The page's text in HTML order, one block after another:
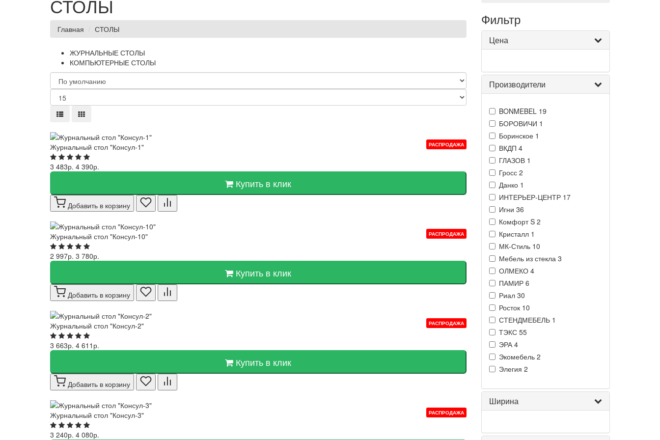
СТОЛЫ
Главная СТОЛЫ
ЖУРНАЛЬНЫЕ СТОЛЫ
КОМПЬЮТЕРНЫЕ СТОЛЫ
РАСПРОДАЖА
Журнальный стол "Консул-1"
3 483р. 4 390р.
Купить в клик
Добавить в корзину
РАСПРОДАЖА
Журнальный стол "Консул-10"
2 997р. 3 780р.
Купить в клик
Добавить в корзину
РАСПРОДАЖА
Журнальный стол "Консул-2"
3 663р. 4 611р.
Купить в клик
Добавить в корзину
РАСПРОДАЖА
Журнальный стол "Консул-3"
3 240р. 4 080р.
Фильтр
Цена
Производители
BONMEBEL 19
БОРОВИЧИ 1
Боринское 1
ВКДП 4
ГЛАЗОВ 1
Гросс 2
Данко 1
ИНТЕРЬЕР-ЦЕНТР 17
Игни 36
Комфорт S 2
Кристалл 1
МК-Стиль 10
Мебель из стекла 3
ОЛМЕКО 4
ПАМИР 6
Риал 30
Росток 10
СТЕНДМЕБЕЛЬ 1
ТЭКС 55
ЭРА 4
Экомебель 2
Элегия 2
Ширина